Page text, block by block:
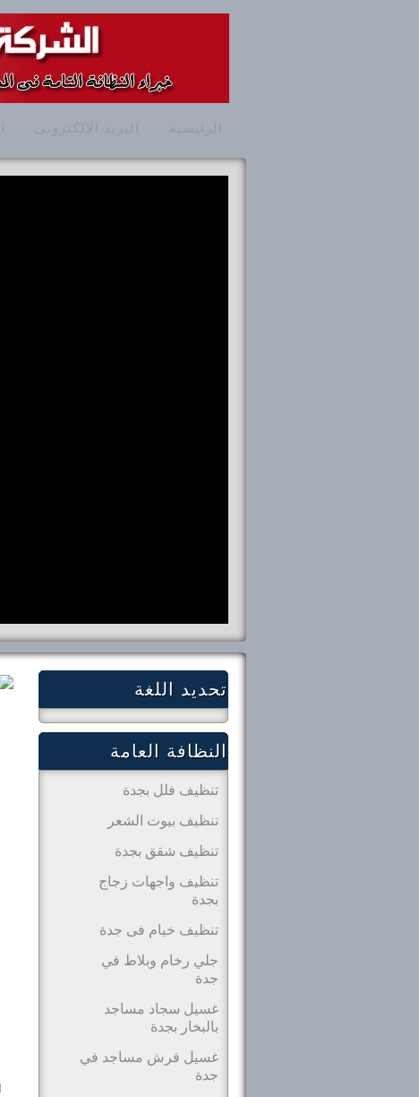
الرئيسية البريد الالكترونى
تحديد اللغة
النظافة العامة
تنظيف فلل بجدة
تنظيف بيوت الشعر
تنظيف شقق بجدة
تنظيف واجهات زجاج
بجدة
تنظيف خيام فى جدة
جلي رخام وبلاط في
جدة
غسيل سجاد مساجد
بالبخار بجدة
غسيل فرش مساجد في
جدة